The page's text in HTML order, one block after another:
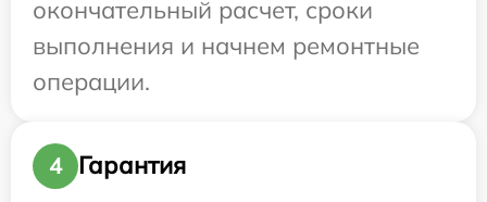
окончательный расчет, сроки
выполнения и начнем ремонтные
операции.
4
Гарантия